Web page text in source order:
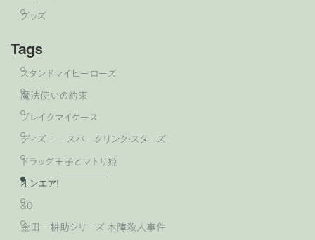
グッズ
Tags
スタンドマイヒーローズ
魔法使いの約束
ブレイクマイケース
ディズニー スパークリンク・スターズ
ドラッグ王子とマトリ姫
オンエア！
&0
金田一耕助シリーズ 本陣殺人事件